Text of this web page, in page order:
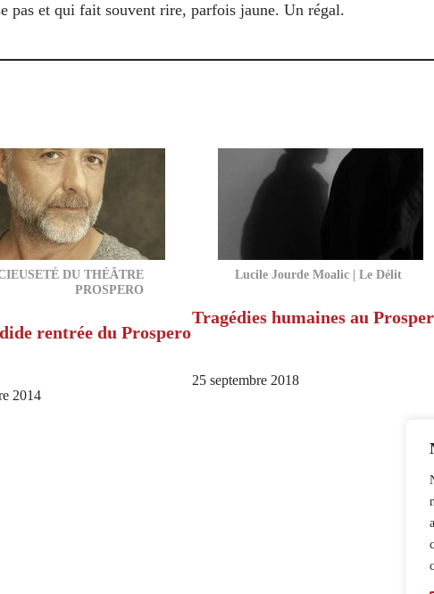
pas et qui fait souvent rire, parfois jaune. Un régal.
DU THÉÂTRE
PROSPERO
rentrée du Prospero
2014
Lucile Jourde Moalic | Le Délit
Tragédies humaines au
25 septembre 2018